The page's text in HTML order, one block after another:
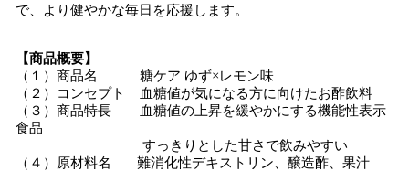
で、より健やかな毎日を応援します。
【商品概要】
（１）商品名 糖ケア ゆず×レモン味
（２）コンセプト 血糖値が気になる方に向けたお酢飲料
（３）商品特長 血糖値の上昇を緩やかにする機能性表示
食品
すっきりとした甘さで飲みやすい
（４）原材料名 難消化性デキストリン、醸造酢、果汁